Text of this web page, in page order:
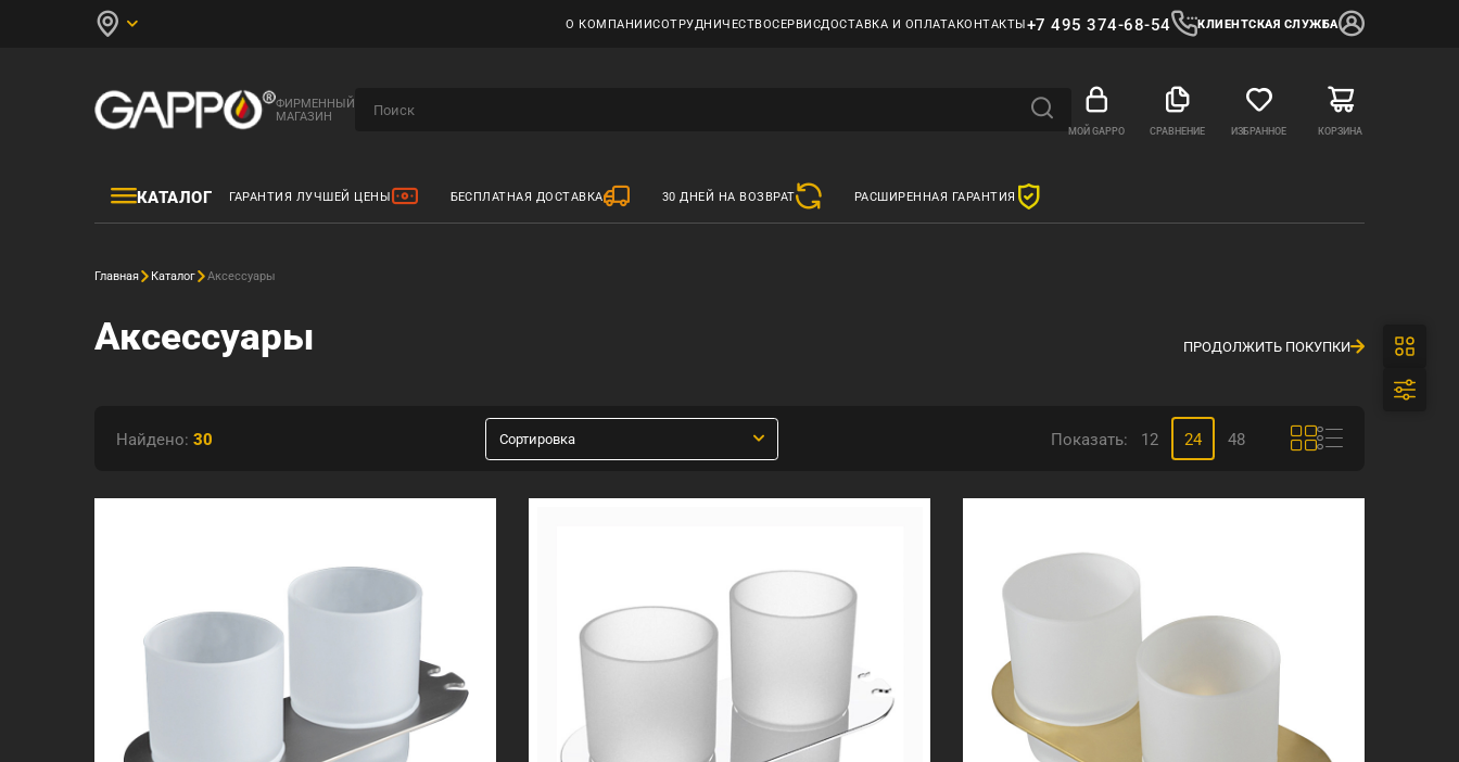
О КОМПАНИИСОТРУДНИЧЕСТВОСЕРВИСДОСТАВКА И ОПЛАТАКОНТАКТЫ+7 495 374-68-54 КЛИЕНТСКАЯ СЛУЖБА
ФИРМЕННЫЙ
МАГАЗИН
МОЙ GAPPO СРАВНЕНИЕ ИЗБРАННОЕ КОРЗИНА
КАТАЛОГ ГАРАНТИЯ ЛУЧШЕЙ ЦЕНЫ БЕСПЛАТНАЯ ДОСТАВКА 30 ДНЕЙ НА ВОЗВРАТ РАСШИРЕННАЯ ГАРАНТИЯ
Главная Каталог Аксессуары
Аксессуары ПРОДОЛЖИТЬ ПОКУПКИ
Найдено: 30 Сортировка Показать: 12 24 48